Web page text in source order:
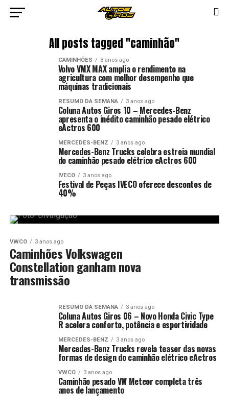
All posts tagged "caminhão"
CAMINHÕES 3 anos ago
Volvo VMX MAX amplia o rendimento na
agricultura com melhor desempenho que
máquinas tradicionais
RESUMO DA SEMANA 3 anos ago
Coluna Autos Giros 10 – Mercedes-Benz
apresenta o inédito caminhão pesado elétrico
eActros 600
MERCEDES-BENZ 3 anos ago
Mercedes-Benz Trucks celebra estreia mundial
do caminhão pesado elétrico eActros 600
IVECO 3 anos ago
Festival de Peças IVECO oferece descontos de
40%
VWCO 3 anos ago
Caminhões Volkswagen
Constellation ganham nova
transmissão
RESUMO DA SEMANA 3 anos ago
Coluna Autos Giros 06 – Novo Honda Civic Type
R acelera conforto, potência e esportividade
MERCEDES-BENZ 3 anos ago
Mercedes-Benz Trucks revela teaser das novas
formas de design do caminhão elétrico eActros
VWCO 3 anos ago
Caminhão pesado VW Meteor completa três
anos de lançamento